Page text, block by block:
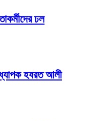
ঢল
হযরত আলী